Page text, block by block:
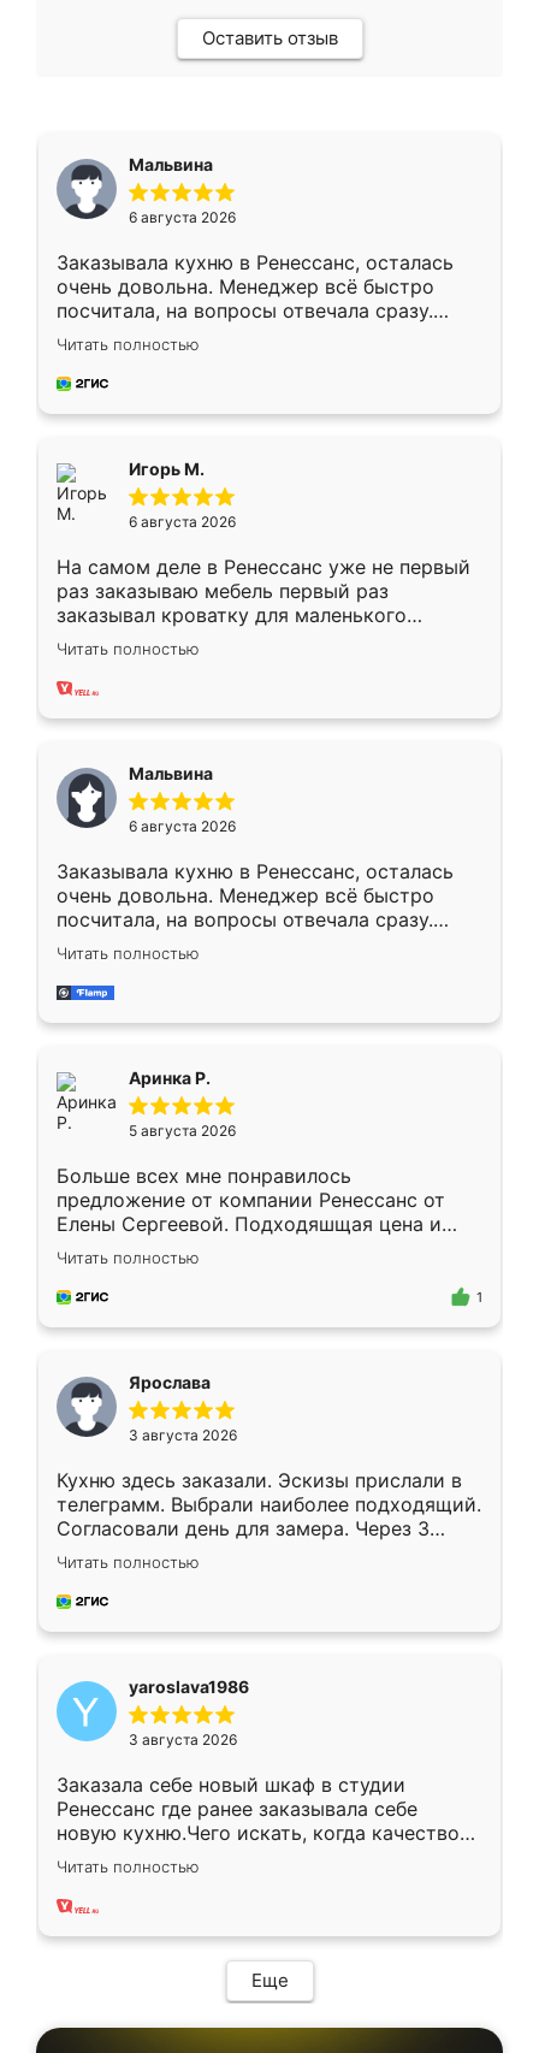
Оставить отзыв
Мальвина
6 августа 2026
Заказывала кухню в Ренессанс, осталась
очень довольна. Менеджер всё быстро
посчитала, на вопросы отвечала сразу.
Замерщик приехал в субботу, подошёл к
делу со всей ответственностью. Собрали
за день, ребята работали аккуратно, даже
Читать полностью
Игорь М.
6 августа 2026
На самом деле в Ренессанс уже не первый
раз заказываю мебель первый раз
заказывал кроватку для маленького
ребёнка при его рождении ,во второй раз
заказал шкаф-купе. По качеству очень
хорошее сборка достаточно быстрая,
меньше, здесь же он более разнообразный.
Мне нравится ,если что-то потребуется из
мебели буду заказывать только здесь.
Читать полностью
Мальвина
6 августа 2026
Заказывала кухню в Ренессанс, осталась
очень довольна. Менеджер всё быстро
посчитала, на вопросы отвечала сразу.
Замерщик приехал в субботу, подошёл к
делу со всей ответственностью. Собрали
за день, ребята работали аккуратно, даже
Читать полностью
Аринка Р.
5 августа 2026
Больше всех мне понравилось
предложение от компании Ренессанс от
Елены Сергеевой. Подходяшщая цена и
короткие сроки изготовления. Приехавший
для замера сотрудник Владислав
предложил по моему эскизу самый
Читать полностью
1
Ярослава
3 августа 2026
Кухню здесь заказали. Эскизы прислали в
телеграмм. Выбрали наиболее подходящий.
Согласовали день для замера. Через 3
недели кухня была уже готова. Остались
довольны работой. Спасибо Ренессанс
мебель за качественную работу!
Читать полностью
yaroslava1986
3 августа 2026
Заказала себе новый шкаф в студии
Ренессанс где ранее заказывала себе
новую кухню.Чего искать, когда качеством
вполне довольна. Служит кухня уже почти
два года, нареканий нет.
Читать полностью
Еще